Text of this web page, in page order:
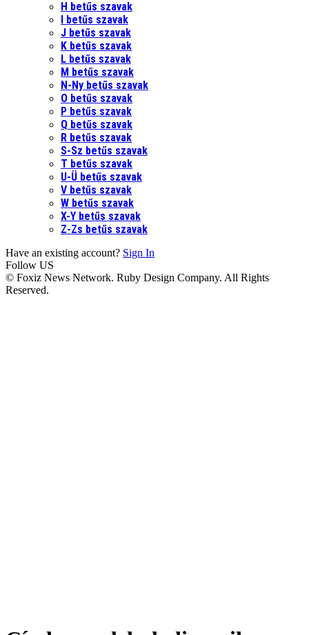
H betűs szavak
I betűs szavak
J betűs szavak
K betűs szavak
L betűs szavak
M betűs szavak
N-Ny betűs szavak
O betűs szavak
P betűs szavak
Q betűs szavak
R betűs szavak
S-Sz betűs szavak
T betűs szavak
U-Ü betűs szavak
V betűs szavak
W betűs szavak
X-Y betűs szavak
Z-Zs betűs szavak
Have an existing account? Sign In
Follow US
© Foxiz News Network. Ruby Design Company. All Rights
Reserved.